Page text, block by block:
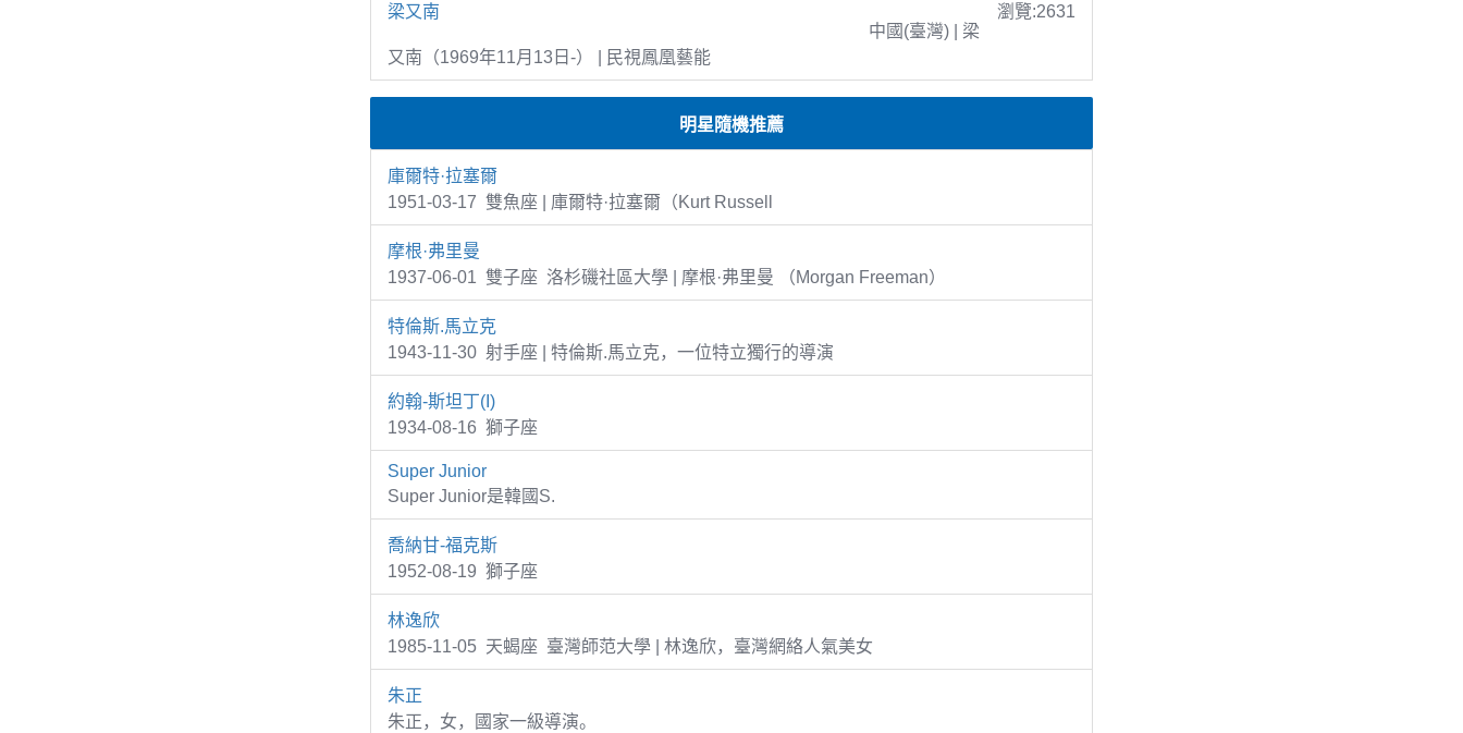
梁又南
瀏覽:2631
中國(臺灣) | 梁
又南（1969年11月13日-） | 民視鳳凰藝能
明星隨機推薦
庫爾特·拉塞爾
1951-03-17 雙魚座 | 庫爾特·拉塞爾（Kurt Russell
摩根·弗里曼
1937-06-01 雙子座 洛杉磯社區大學 | 摩根·弗里曼 （Morgan Freeman）
特倫斯.馬立克
1943-11-30 射手座 | 特倫斯.馬立克，一位特立獨行的導演
約翰-斯坦丁(I)
1934-08-16 獅子座
Super Junior
Super Junior是韓國S.
喬納甘-福克斯
1952-08-19 獅子座
林逸欣
1985-11-05 天蝎座 臺灣師范大學 | 林逸欣，臺灣網絡人氣美女
朱正
朱正，女，國家一級導演。